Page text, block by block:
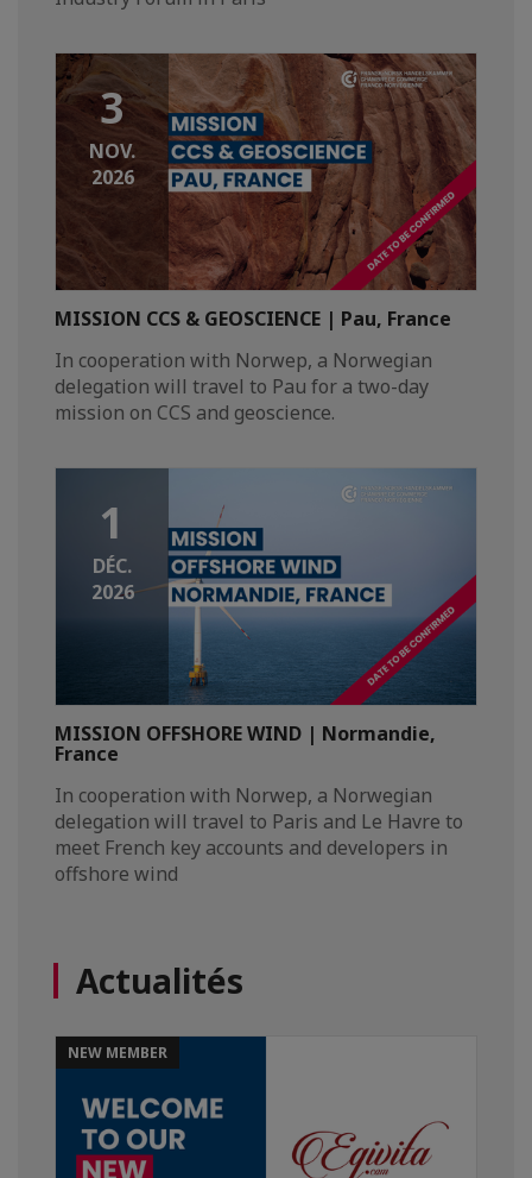
3
NOV.
2026
MISSION CCS & GEOSCIENCE | Pau, France
In cooperation with Norwep, a Norwegian
delegation will travel to Pau for a two-day
mission on CCS and geoscience.
1
DÉC.
2026
MISSION OFFSHORE WIND | Normandie,
France
In cooperation with Norwep, a Norwegian
delegation will travel to Paris and Le Havre to
meet French key accounts and developers in
offshore wind
Actualités
NEW MEMBER